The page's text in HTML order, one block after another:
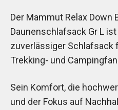
Der Mammut Relax Down
Daunenschlafsack Gr L
zuverlässiger Schlafsack
Trekking- und
Sein Komfort, die
und der Fokus auf